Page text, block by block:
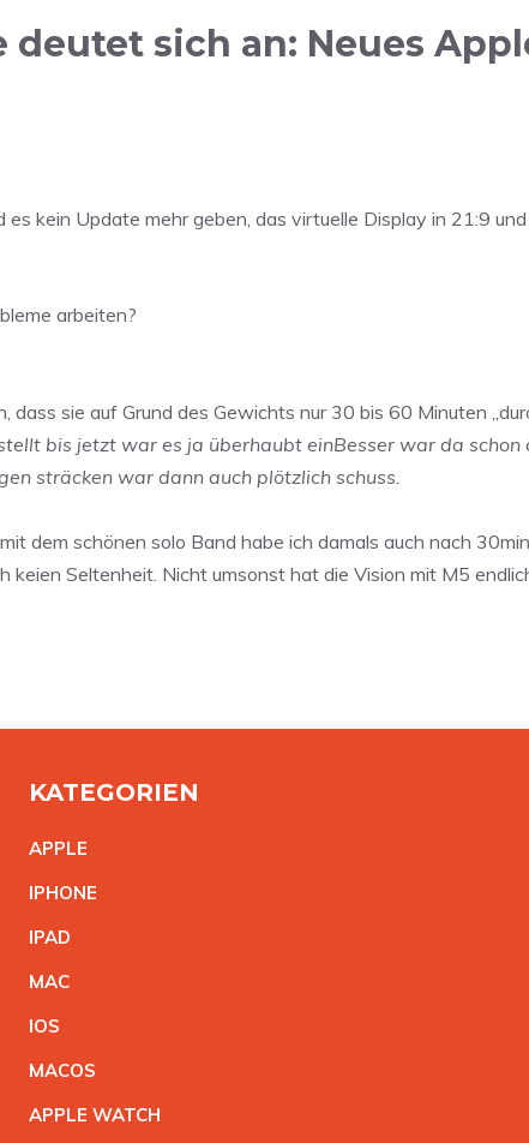
deutet sich an: Neues
kein Update mehr geben, das virtuelle Display in 21:9
arbeiten?
dass sie auf Grund des Gewichts nur 30 bis 60 Minuten
bis jetzt war es ja überhaubt einBesser war da
sträcken war dann auch plötzlich schuss.
dem schönen solo Band habe ich damals auch nach
Seltenheit. Nicht umsonst hat die Vision mit M5
KATEGORIEN
APPLE
IPHONE
IPAD
MAC
IOS
MACOS
APPLE WATCH